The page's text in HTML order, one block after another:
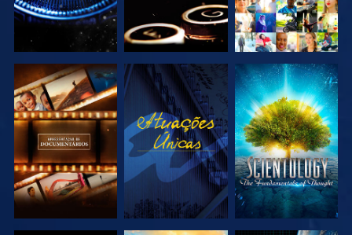
EXPLORAR A
SÉRIE
VER
EXPLORAR A
SÉRIE